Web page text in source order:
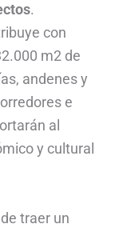
.
con
m2 de
andenes y
e
al
y cultural
traer un